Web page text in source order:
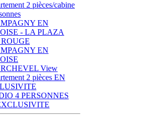
2 pièces/cabine
EN
- LA PLAZA
EN
View
2 pièces EN
4 PERSONNES